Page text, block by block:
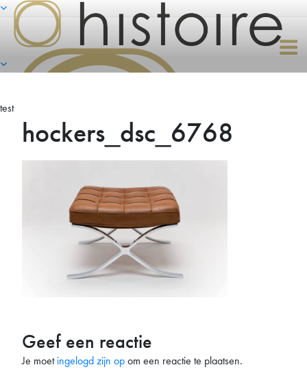
Naar
inhoud
springen
test
hockers_dsc_6768
Geef een reactie
Je moetingelogd zijn opom een reactie te plaatsen.